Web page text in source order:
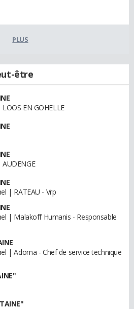
PLUS
être
EN GOHELLE
| RATEAU - Vrp
| Malakoff Humanis - Responsable
| Adoma - Chef de service technique